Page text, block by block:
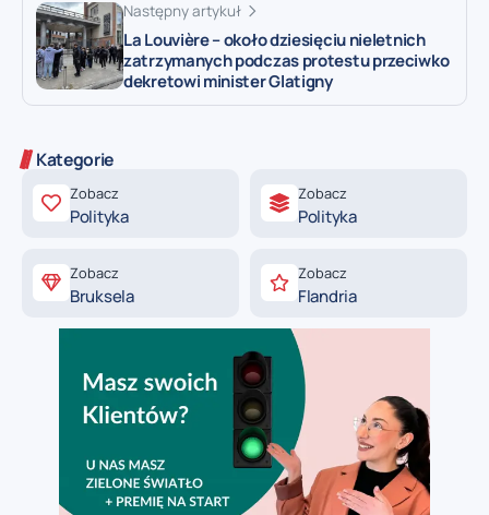
Następny artykuł
La Louvière – około dziesięciu nieletnich
zatrzymanych podczas protestu przeciwko
dekretowi minister Glatigny
Kategorie
Zobacz
Polityka
Zobacz
Polityka
Zobacz
Bruksela
Zobacz
Flandria